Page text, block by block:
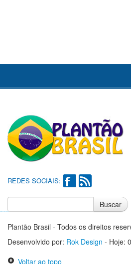
REDES SOCIAIS:
Buscar
Plantão Brasil - Todos os direitos
Desenvolvido por: Rok Design - Hoje:
Voltar ao topo